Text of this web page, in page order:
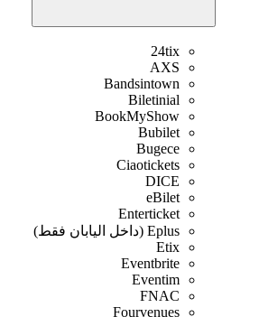
24tix
AXS
Bandsintown
Biletinial
BookMyShow
Bubilet
Bugece
Ciaotickets
DICE
eBilet
Enterticket
Eplus (داخل اليابان فقط)
Etix
Eventbrite
Eventim
FNAC
Fourvenues